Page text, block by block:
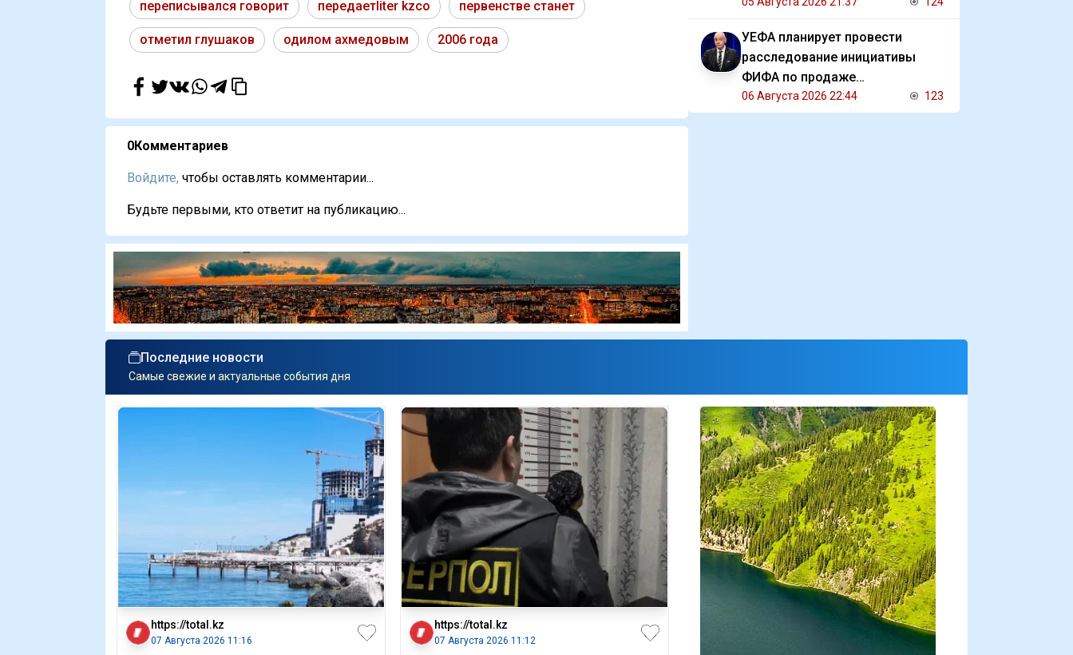
переписывался говорит передаетliter kzсо первенстве станет
отметил глушаков одилом ахмедовым 2006 года
0Комментариев
Войдите, чтобы оставлять комментарии...
Будьте первыми, кто ответит на публикацию...
УЕФА планирует провести
расследование инициативы
ФИФА по продаже
коммерческих прав на ЧМ
06 Августа 2026 22:44 123
Последние новости
Самые свежие и актуальные события дня
https://total.kz
07 Августа 2026 11:16
https://total.kz
07 Августа 2026 11:12